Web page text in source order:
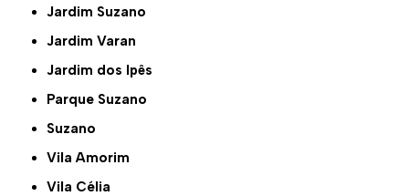
Jardim Suzano
Jardim Varan
Jardim dos Ipês
Parque Suzano
Suzano
Vila Amorim
Vila Célia